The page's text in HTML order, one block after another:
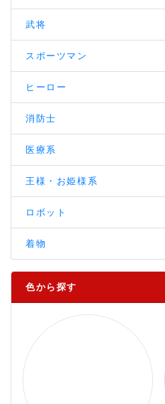
武将
スポーツマン
ヒーロー
消防士
医療系
王様・お姫様系
ロボット
着物
色から探す